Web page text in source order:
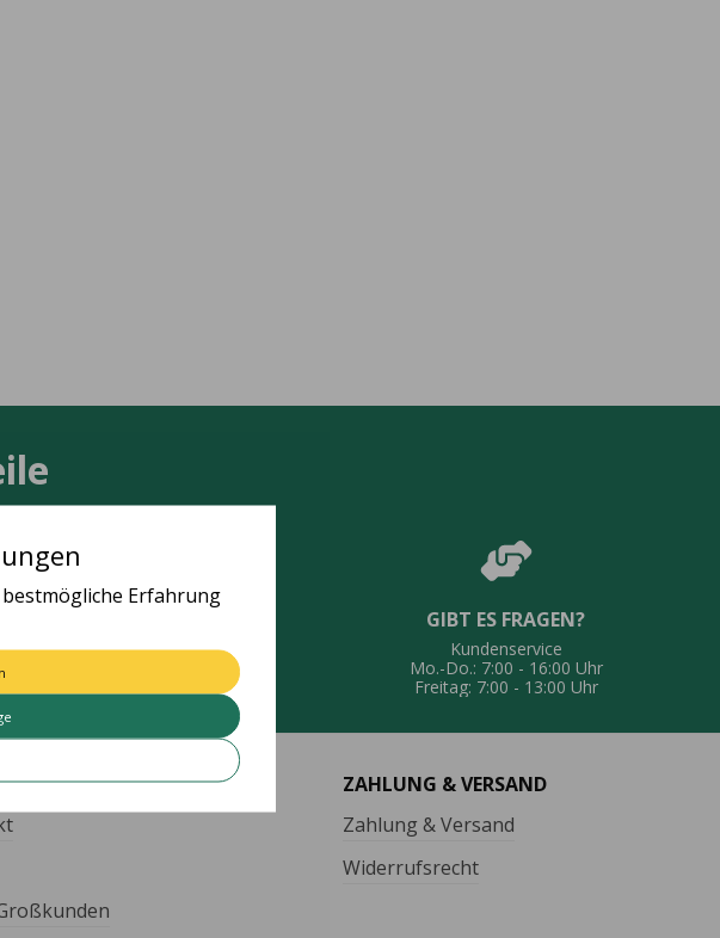
Schnelle und bequeme Lieferung
GIBT ES FRAGEN?
Kundenservice
Mo.-Do.: 7:00 - 16:00 Uhr
Freitag: 7:00 - 13:00 Uhr
KONTAKT
ZAHLUNG & VERSAND
Zahlung & Versand
Widerrufsrecht
Erfahrung